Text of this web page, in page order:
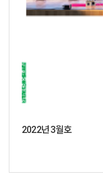
2022년 3월호